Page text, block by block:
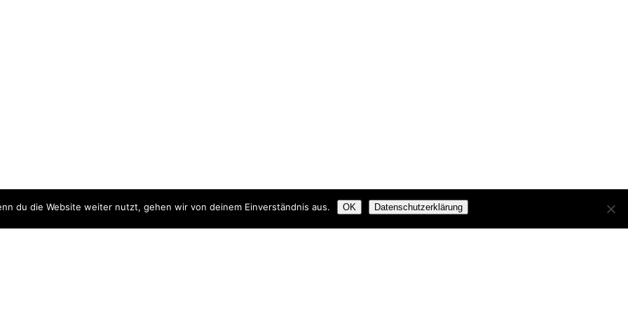
du die Website weiter nutzt, gehen wir von deinem Einverständnis aus. OK Datenschutzerklärung